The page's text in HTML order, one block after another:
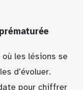
les lésions se
d’évoluer.
pour chiffrer